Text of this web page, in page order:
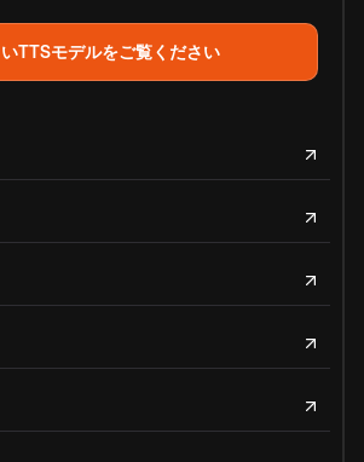
TTSモデルをご覧ください